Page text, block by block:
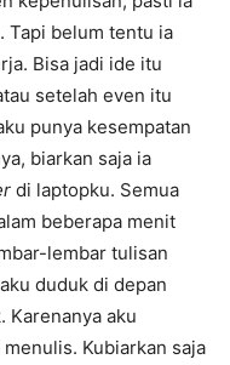
Tapi belum tentu ia
Bisa jadi ide itu
setelah even itu
punya kesempatan
biarkan saja ia
di laptopku. Semua
beberapa menit
lembar tulisan
duduk di depan
Karenanya aku
Kubiarkan saja